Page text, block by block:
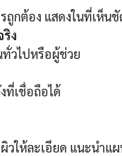
กต้อง แสดงในที่เห็นชั
ง
วไปหรือผู้ช่วย
ที่เชื่อถือได้
ให้ละเอียด แนะนำแ